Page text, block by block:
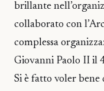
brillante
collaborato con
complessa
Giovanni Paolo II il
Si è fatto voler bene